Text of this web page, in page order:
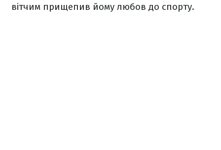
вітчим прищепив йому любов до спорту.